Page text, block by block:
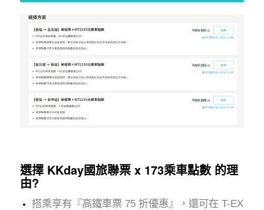
選擇 KKday國旅聯票 x 173乘車點數 的理
由?
搭乘享有『高鐵車票 75 折優惠』，還可在 T-EX